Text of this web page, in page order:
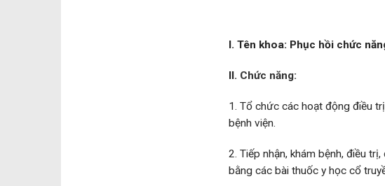
I. Tên khoa: Phục hồi chức
II. Chức năng:
1. Tổ chức các hoạt động điều
bệnh viện.
2. Tiếp nhận, khám bệnh, điều
bằng các bài thuốc y học cổ